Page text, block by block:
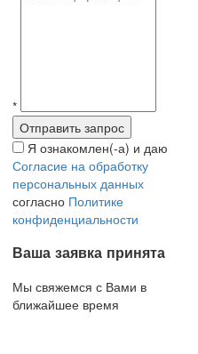
*
Я ознакомлен(-а) и даю
Согласие на обработку
персональных данных
согласно Политике
конфиденциальности
Ваша заявка принята
Мы свяжемся с Вами в
ближайшее время